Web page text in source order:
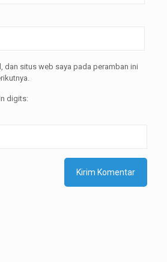
dan situs web saya pada peramban ini
digits: